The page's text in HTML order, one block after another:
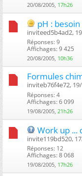
20/08/2005, 17h26
pH :
inviteed5b4ad2,
Réponses: 9
Affichages: 9 425
20/08/2005, 10h36
Formules
inviteb76f4e72,
Réponses: 4
Affichages: 6 099
19/08/2005, 21h26
Work up ...
invite119bd520,
Réponses: 12
Affichages: 8 068
19/08/2005, 17h26